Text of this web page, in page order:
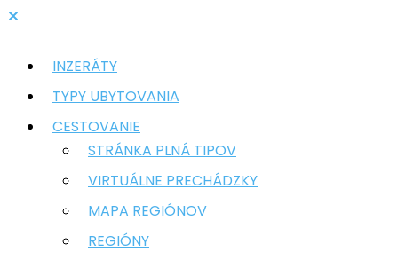
INZERÁTY
TYPY UBYTOVANIA
CESTOVANIE
STRÁNKA PLNÁ TIPOV
VIRTUÁLNE PRECHÁDZKY
MAPA REGIÓNOV
REGIÓNY